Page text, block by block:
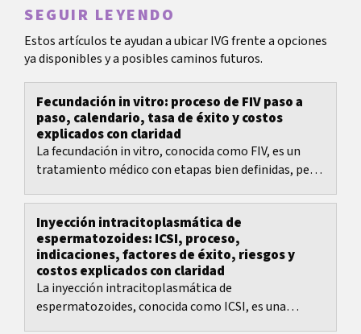
SEGUIR LEYENDO
Estos artículos te ayudan a ubicar IVG frente a opciones
ya disponibles y a posibles caminos futuros.
Fecundación in vitro: proceso de FIV paso a
paso, calendario, tasa de éxito y costos
explicados con claridad
La fecundación in vitro, conocida como FIV, es un
tratamiento médico con etapas bien definidas, pero
Inyección intracitoplasmática de
espermatozoides: ICSI, proceso,
indicaciones, factores de éxito, riesgos y
costos explicados con claridad
La inyección intracitoplasmática de
espermatozoides, conocida como ICSI, es una